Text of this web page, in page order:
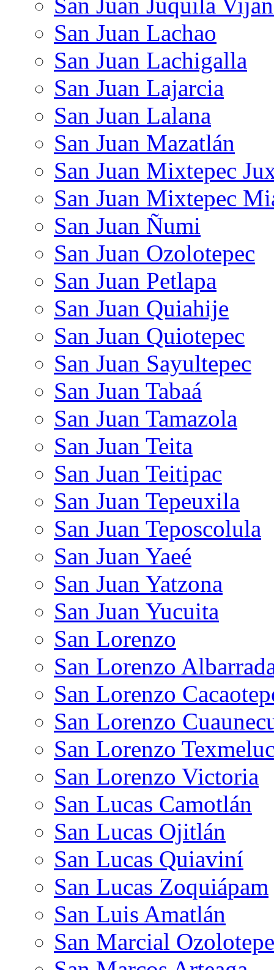
San Juan Lachao
San Juan Lachigalla
San Juan Lajarcia
San Juan Lalana
San Juan Mazatlán
San Juan Mixtepec
San Juan Mixtepec
San Juan Ñumi
San Juan Ozolotepec
San Juan Petlapa
San Juan Quiahije
San Juan Quiotepec
San Juan Sayultepec
San Juan Tabaá
San Juan Tamazola
San Juan Teita
San Juan Teitipac
San Juan Tepeuxila
San Juan Teposcolula
San Juan Yaeé
San Juan Yatzona
San Juan Yucuita
San Lorenzo
San Lorenzo
San Lorenzo
San Lorenzo
San Lorenzo
San Lorenzo Victoria
San Lucas Camotlán
San Lucas Ojitlán
San Lucas Quiaviní
San Lucas Zoquiápam
San Luis Amatlán
San Marcial